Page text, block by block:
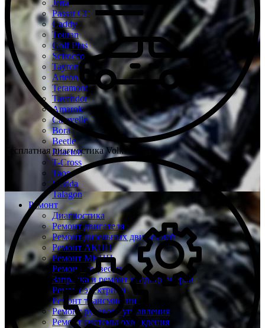
Jetta
Passat CC
Caddy
Touran
Golf Plus
Scirocco
Tayron
Arteon
Teramont
Tavendor
Amarok
Caravelle
Bora
Beetle
Phaeton
T-Cross
Taos
Lavida
Talagon
Ремонт
Диагностика
Ремонт двигателя
Ремонт дизельных двигателей
Ремонт АКПП
Ремонт МКПП
Ремонт подвески
Заправка и ремонт кондиционеров
Ремонт электрики
Ремонт трансмиссии
Ремонт рулевого управления
Ремонт системы охлаждения
Бесплатная диагностика Volkswagen